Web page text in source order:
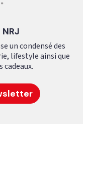
un condensé des
lifestyle ainsi que
cadeaux.